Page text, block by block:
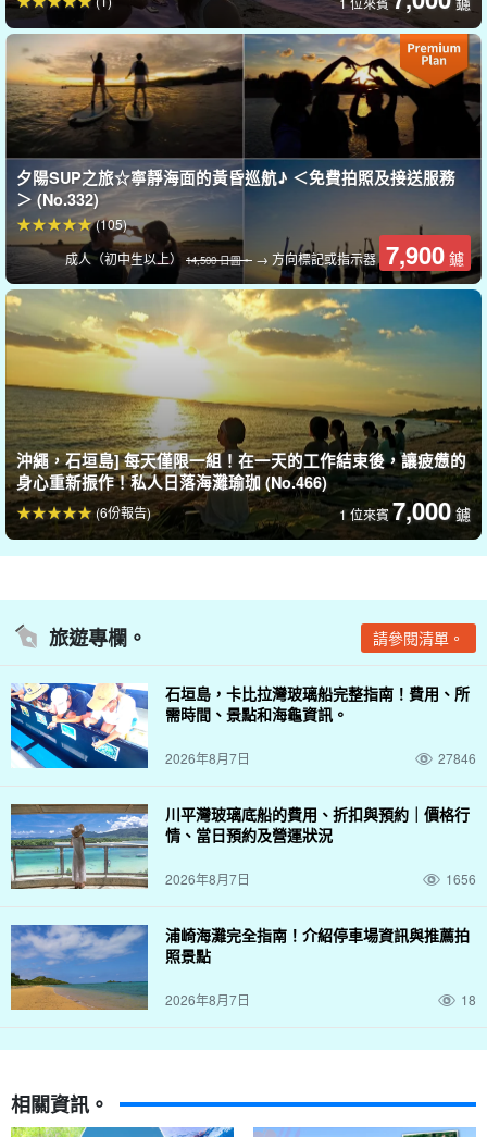
免費照片資料贈品
在參觀期間，導遊會用特殊的防水相機為您拍照，並免費向您出示
資料。
[NEW] 總參與人數超過 300,000 人！
◆旅遊參與者福利頁面介紹。
◆ 由具有水上救援資格的導遊提供支援。
夕陽SUP之旅☆寧靜海面的黃昏巡航♪ ＜免費拍照及接送服務
＞ (No.332)
成人（初中生以上） 14,500 日圓。 → 方向標記或指示器 7,900 鑢
(105)
沖繩，石垣島] 每天僅限一組！在一天的工作結束後，讓疲憊的
身心重新振作！私人日落海灘瑜珈 (No.466)
1 位來賓 7,000 鑢
(6份報告)
旅遊專欄。 請參閱清單。
石垣島，卡比拉灣玻璃船完整指南！費用、所
需時間、景點和海龜資訊。
2026年8月7日 27846
川平灣玻璃底船的費用、折扣與預約｜價格行
情、當日預約及營運狀況
2026年8月7日 1656
浦崎海灘完全指南！介紹停車場資訊與推薦拍
照景點
2026年8月7日 18
相關資訊。